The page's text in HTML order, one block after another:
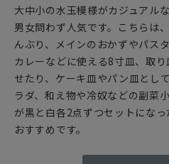
大中小の水玉模様がカジュアル
男女問わず人気です。こちらは
んぶり、メインのおかずやパス
カレーなどに使える8寸皿、取
せたり、ケーキ皿やパン皿とし
ラダ、和え物や冷奴などの副菜
が黒と白各2点ずつセットにな
おすすめです。